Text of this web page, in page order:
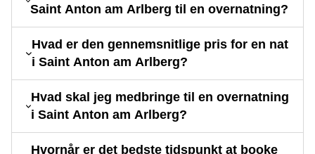
Saint Anton am Arlberg til en overnatning?
Hvad er den gennemsnitlige pris for en nat
i Saint Anton am Arlberg?
Hvad skal jeg medbringe til en overnatning
i Saint Anton am Arlberg?
Hvornår er det bedste tidspunkt at booke